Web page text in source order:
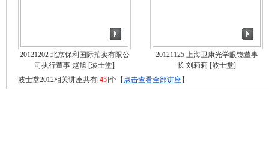
20121202 北京保利国际拍卖有限公
司执行董事 赵旭 [波士堂]
20121125 上海卫康光学眼镜董事
长 刘莉莉 [波士堂]
波士堂2012相关讲座共有[45]个【 点击查看全部讲座】